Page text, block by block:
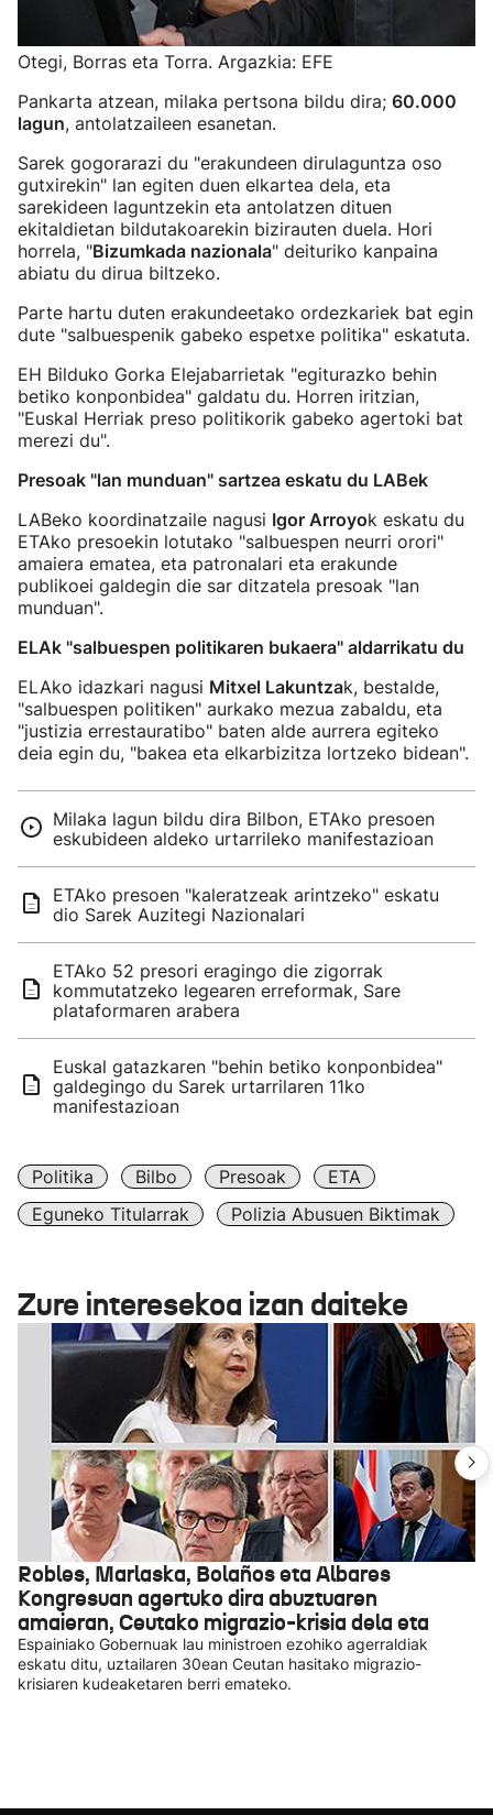
Otegi, Borras eta Torra. Argazkia: EFE
Pankarta atzean, milaka pertsona bildu dira; 60.000
lagun, antolatzaileen esanetan.
Sarek gogorarazi du "erakundeen dirulaguntza oso
gutxirekin" lan egiten duen elkartea dela, eta
sarekideen laguntzekin eta antolatzen dituen
ekitaldietan bildutakoarekin bizirauten duela. Hori
horrela, "Bizumkada nazionala" deituriko kanpaina
abiatu du dirua biltzeko.
Parte hartu duten erakundeetako ordezkariek bat egin
dute "salbuespenik gabeko espetxe politika" eskatuta.
EH Bilduko Gorka Elejabarrietak "egiturazko behin
betiko konponbidea" galdatu du. Horren iritzian,
"Euskal Herriak preso politikorik gabeko agertoki bat
merezi du".
Presoak "lan munduan" sartzea eskatu du LABek
LABeko koordinatzaile nagusi Igor Arroyok eskatu du
ETAko presoekin lotutako "salbuespen neurri orori"
amaiera ematea, eta patronalari eta erakunde
publikoei galdegin die sar ditzatela presoak "lan
munduan".
ELAk "salbuespen politikaren bukaera" aldarrikatu du
ELAko idazkari nagusi Mitxel Lakuntzak, bestalde,
"salbuespen politiken" aurkako mezua zabaldu, eta
"justizia errestauratibo" baten alde aurrera egiteko
deia egin du, "bakea eta elkarbizitza lortzeko bidean".
Milaka lagun bildu dira Bilbon, ETAko presoen
eskubideen aldeko urtarrileko manifestazioan
ETAko presoen "kaleratzeak arintzeko" eskatu
dio Sarek Auzitegi Nazionalari
ETAko 52 presori eragingo die zigorrak
kommutatzeko legearen erreformak, Sare
plataformaren arabera
Euskal gatazkaren "behin betiko konponbidea"
galdegingo du Sarek urtarrilaren 11ko
manifestazioan
Politika Bilbo Presoak
ETA
Eguneko Titularrak
Polizia Abusuen Biktimak
Zure interesekoa izan daiteke
Robles, Marlaska, Bolaños eta Albares
Kongresuan agertuko dira abuztuaren
amaieran, Ceutako migrazio-krisia dela eta
Espainiako Gobernuak lau ministroen ezohiko agerraldiak
eskatu ditu, uztailaren 30ean Ceutan hasitako migrazio-
krisiaren kudeaketaren berri emateko.